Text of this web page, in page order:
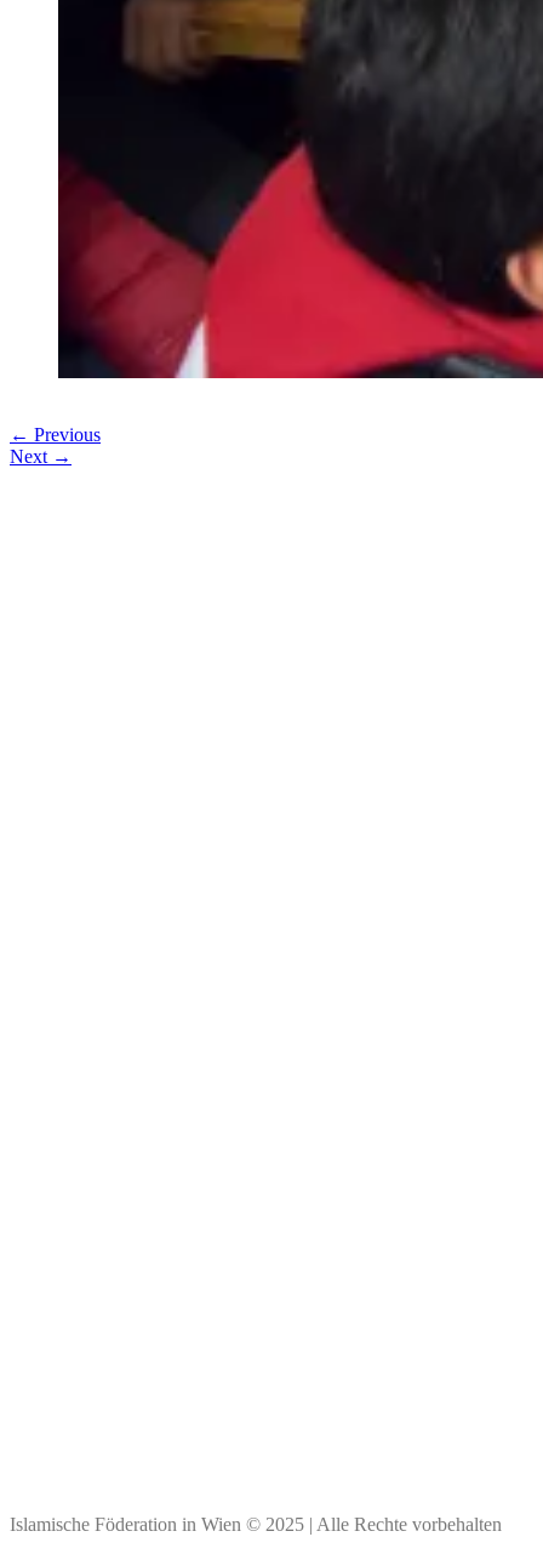
← Previous
Next →
Islamische Föderation in Wien © 2025 | Alle Rechte vorbehalten